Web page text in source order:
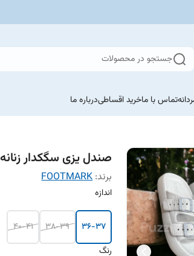
جستجو در محصولات
تماس با ماخرید اقساطیدرباره ما
صندل یزی سگکدار زنانه
برند:FOOTMARK
اندازه
36-37
38-39
40-41
رنگ